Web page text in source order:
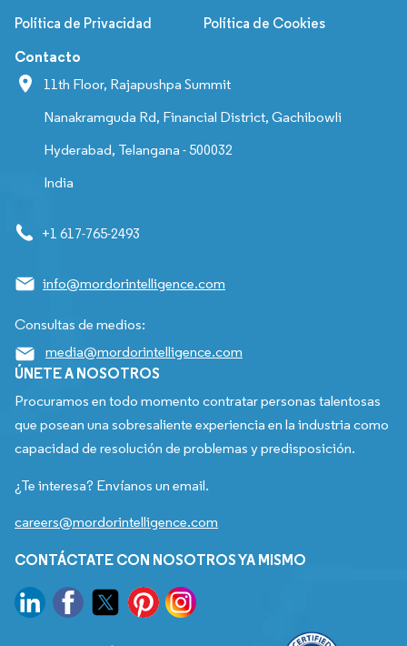
Política de Privacidad Política de Cookies
Contacto
11th Floor, Rajapushpa Summit
Nanakramguda Rd, Financial District, Gachibowli
Hyderabad, Telangana - 500032
India
+1 617-765-2493
info@mordorintelligence.com
Consultas de medios:
media@mordorintelligence.com
ÚNETE A NOSOTROS
Procuramos en todo momento contratar personas talentosas
que posean una sobresaliente experiencia en la industria como
capacidad de resolución de problemas y predisposición.
¿Te interesa? Envíanos un email.
careers@mordorintelligence.com
CONTÁCTATE CON NOSOTROS YA MISMO